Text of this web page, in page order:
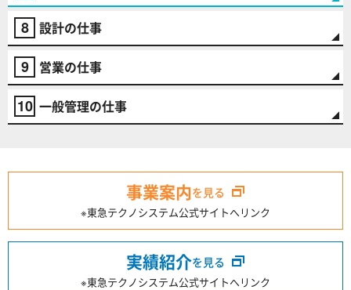
8 設計の仕事
9 営業の仕事
10 一般管理の仕事
事業案内を見る
※東急テクノシステム公式サイトへリンク
実績紹介を見る
※東急テクノシステム公式サイトへリンク